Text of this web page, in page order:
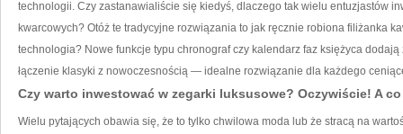
technologii. Czy zastanawialiście się kiedyś, dlaczego tak wielu entuzjastów
kwarcowych? Otóż te tradycyjne rozwiązania to jak ręcznie robiona filiżanka
technologia? Nowe funkcje typu chronograf czy kalendarz faz księżyca dodają
łączenie klasyki z nowoczesnością — idealne rozwiązanie dla każdego
Czy warto inwestować w zegarki luksusowe? Oczywiście! A
Wielu pytających obawia się, że to tylko chwilowa moda lub że stracą na